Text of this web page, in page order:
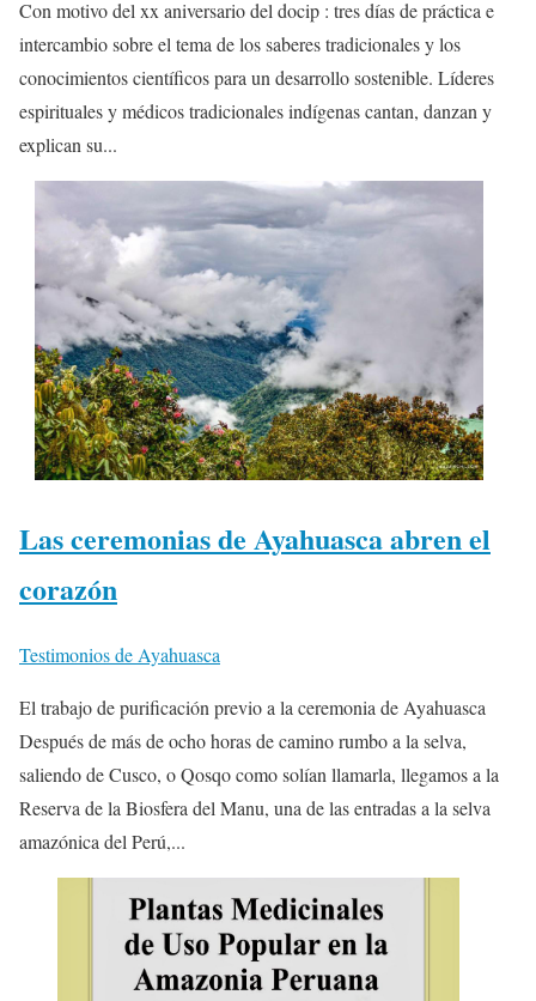
Con motivo del xx aniversario del docip : tres días de práctica e
intercambio sobre el tema de los saberes tradicionales y los
conocimientos científicos para un desarrollo sostenible. Líderes
espirituales y médicos tradicionales indígenas cantan, danzan y
explican su...
Las ceremonias de Ayahuasca abren el
corazón
Testimonios de Ayahuasca
El trabajo de purificación previo a la ceremonia de Ayahuasca
Después de más de ocho horas de camino rumbo a la selva,
saliendo de Cusco, o Qosqo como solían llamarla, llegamos a la
Reserva de la Biosfera del Manu, una de las entradas a la selva
amazónica del Perú,...